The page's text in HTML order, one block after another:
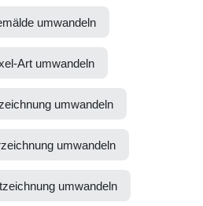
umwandeln
Art umwandeln
umwandeln
umwandeln
umwandeln